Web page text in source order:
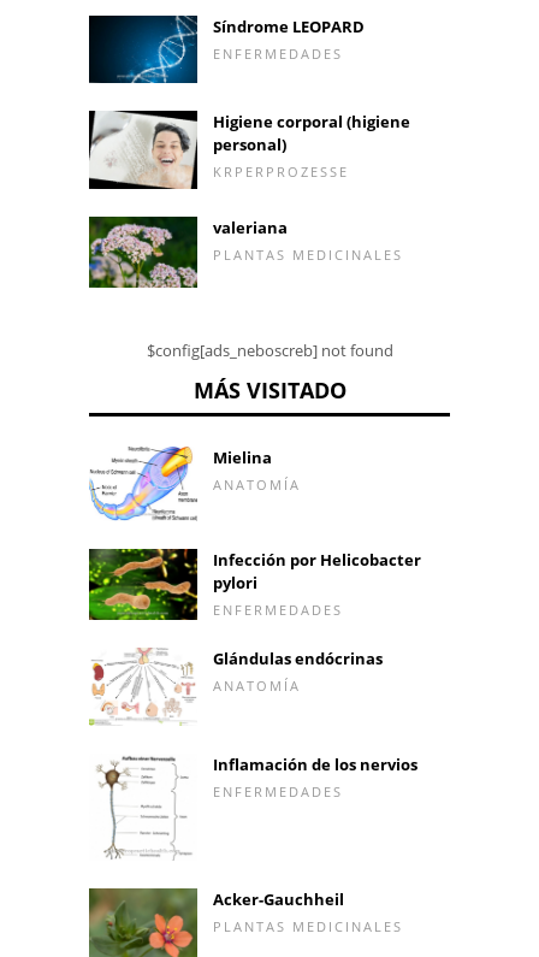
Síndrome LEOPARD
ENFERMEDADES
Higiene corporal (higiene
personal)
KRPERPROZESSE
valeriana
PLANTAS MEDICINALES
$config[ads_neboscreb] not found
MÁS VISITADO
Mielina
ANATOMÍA
Infección por Helicobacter
pylori
ENFERMEDADES
Glándulas endócrinas
ANATOMÍA
Inflamación de los nervios
ENFERMEDADES
Acker-Gauchheil
PLANTAS MEDICINALES